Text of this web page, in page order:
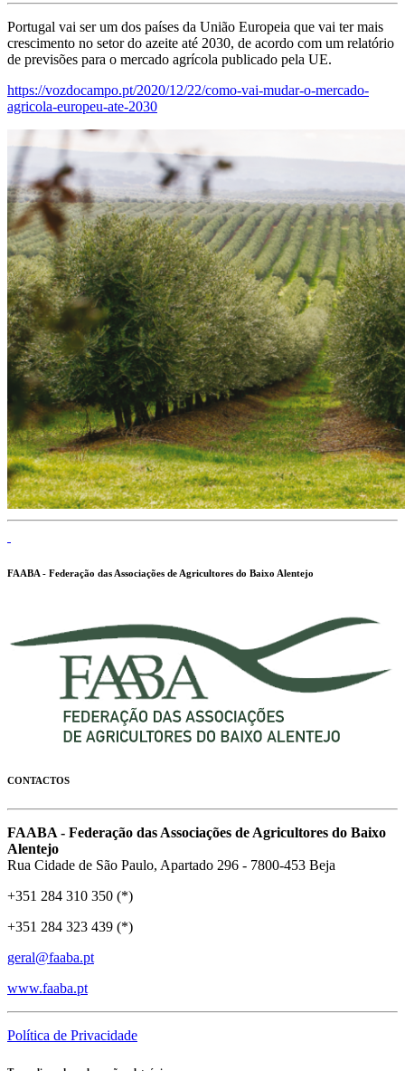
Portugal vai ser um dos países da União Europeia que vai ter mais
crescimento no setor do azeite até 2030, de acordo com um relatório
de previsões para o mercado agrícola publicado pela UE.
https://vozdocampo.pt/2020/12/22/como-vai-mudar-o-mercado-
agricola-europeu-ate-2030
FAABA - Federação das Associações de Agricultores do Baixo Alentejo
CONTACTOS
FAABA - Federação das Associações de Agricultores do Baixo
Alentejo
Rua Cidade de São Paulo, Apartado 296 - 7800-453 Beja
+351 284 310 350 (*)
+351 284 323 439 (*)
geral@faaba.pt
www.faaba.pt
Política de Privacidade